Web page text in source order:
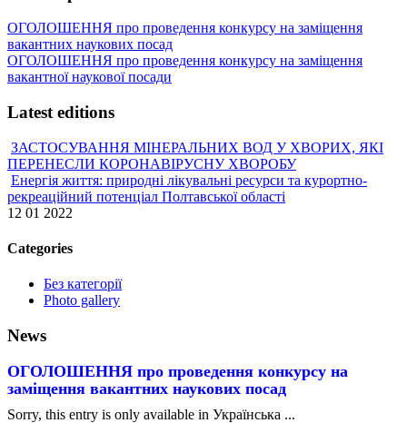
ОГОЛОШЕННЯ про проведення конкурсу на заміщення
вакантних наукових посад
ОГОЛОШЕННЯ про проведення конкурсу на заміщення
вакантної наукової посади
Latest editions
ЗАСТОСУВАННЯ МІНЕРАЛЬНИХ ВОД У ХВОРИХ, ЯКІ
ПЕРЕНЕСЛИ КОРОНАВІРУСНУ ХВОРОБУ
Енергія життя: природні лікувальні ресурси та курортно-
рекреаційний потенціал Полтавської області
12 01 2022
Categories
Без категорії
Photo gallery
News
ОГОЛОШЕННЯ про проведення конкурсу на
заміщення вакантних наукових посад
Sorry, this entry is only available in Українська ...